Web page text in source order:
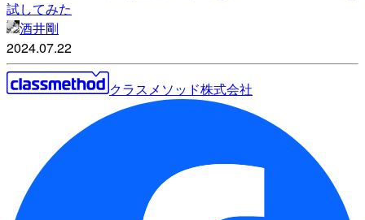
試してみた
酒井剛
2024.07.22
クラスメソッド株式会社